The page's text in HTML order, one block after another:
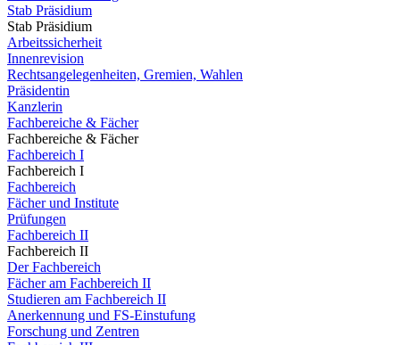
Stab Präsidium
Stab Präsidium
Arbeitssicherheit
Innenrevision
Rechtsangelegenheiten, Gremien, Wahlen
Präsidentin
Kanzlerin
Fachbereiche & Fächer
Fachbereiche & Fächer
Fachbereich I
Fachbereich I
Fachbereich
Fächer und Institute
Prüfungen
Fachbereich II
Fachbereich II
Der Fachbereich
Fächer am Fachbereich II
Studieren am Fachbereich II
Anerkennung und FS-Einstufung
Forschung und Zentren